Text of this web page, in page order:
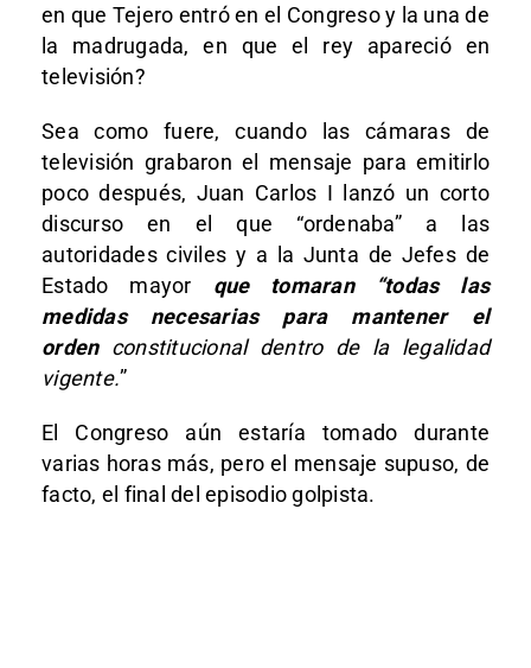
en que Tejero entró en el Congreso y la una de
la madrugada, en que el rey apareció en
televisión?
Sea como fuere, cuando las cámaras de
televisión grabaron el mensaje para emitirlo
poco después, Juan Carlos I lanzó un corto
discurso en el que “ordenaba” a las
autoridades civiles y a la Junta de Jefes de
Estado mayor que tomaran “todas las
medidas necesarias para mantener el
orden constitucional dentro de la legalidad
vigente.”
El Congreso aún estaría tomado durante
varias horas más, pero el mensaje supuso, de
facto, el final del episodio golpista.